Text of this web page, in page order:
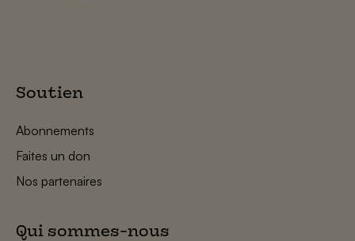
Soutien
Abonnements
Faites un don
Nos partenaires
Qui sommes-nous